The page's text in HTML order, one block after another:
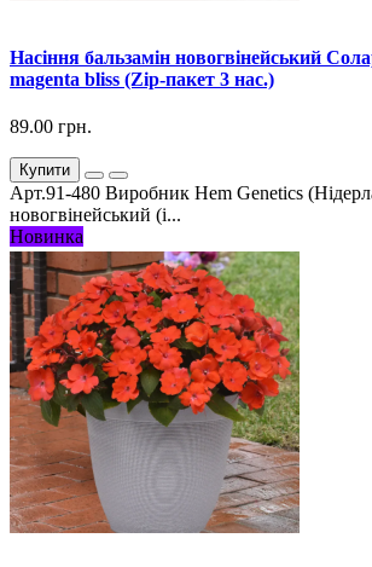
Насіння бальзамін новогвінейський
magenta bliss (Zip-пакет 3 нас.)
89.00 грн.
Купити
Арт.91-480 Виробник Hem Genetics
новогвінейський (і...
Новинка